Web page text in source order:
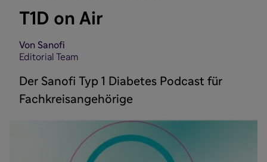
T1D on Air
Von Sanofi
Editorial Team
Der Sanofi Typ 1 Diabetes Podcast für
Fachkreisangehörige